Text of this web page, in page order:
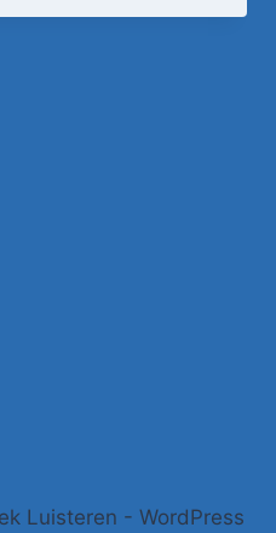
Luisteren - WordPress